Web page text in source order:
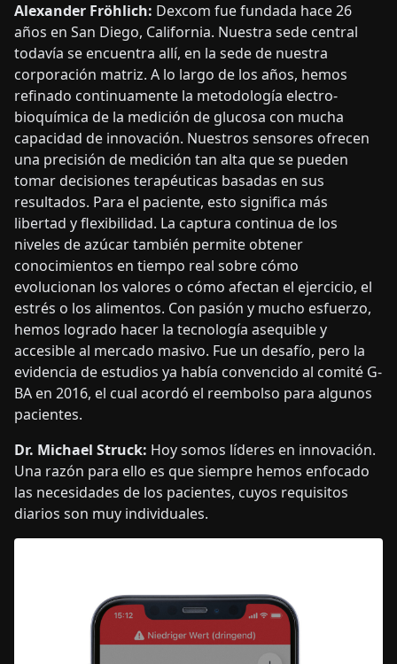
Alexander Fröhlich: Dexcom fue fundada hace 26
años en San Diego, California. Nuestra sede central
todavía se encuentra allí, en la sede de nuestra
corporación matriz. A lo largo de los años, hemos
refinado continuamente la metodología electro-
bioquímica de la medición de glucosa con mucha
capacidad de innovación. Nuestros sensores ofrecen
una precisión de medición tan alta que se pueden
tomar decisiones terapéuticas basadas en sus
resultados. Para el paciente, esto significa más
libertad y flexibilidad. La captura continua de los
niveles de azúcar también permite obtener
conocimientos en tiempo real sobre cómo
evolucionan los valores o cómo afectan el ejercicio, el
estrés o los alimentos. Con pasión y mucho esfuerzo,
hemos logrado hacer la tecnología asequible y
accesible al mercado masivo. Fue un desafío, pero la
evidencia de estudios ya había convencido al comité G-
BA en 2016, el cual acordó el reembolso para algunos
pacientes.
Dr. Michael Struck: Hoy somos líderes en innovación.
Una razón para ello es que siempre hemos enfocado
las necesidades de los pacientes, cuyos requisitos
diarios son muy individuales.